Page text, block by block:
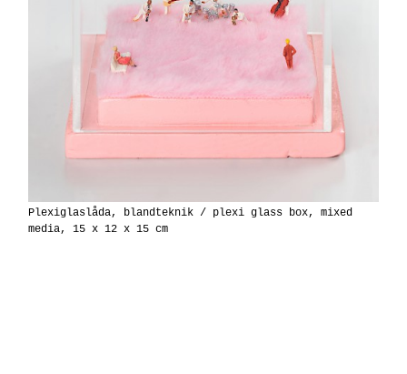
Plexiglaslåda, blandteknik / plexi glass box, mixed
media, 15 x 12 x 15 cm